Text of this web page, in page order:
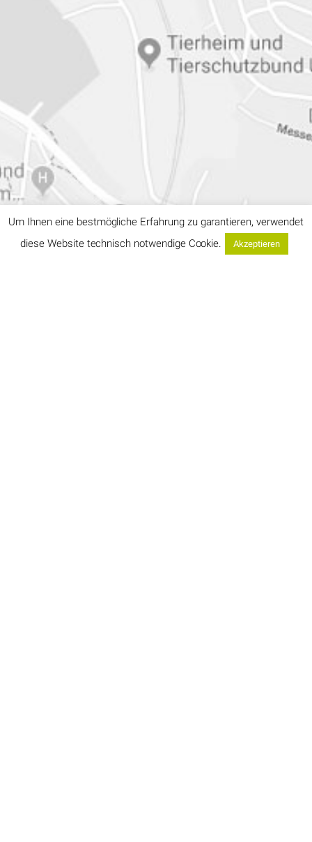
Um Ihnen eine bestmögliche Erfahrung zu garantieren, verwendet
diese Website technisch notwendige Cookie.
Akzeptieren